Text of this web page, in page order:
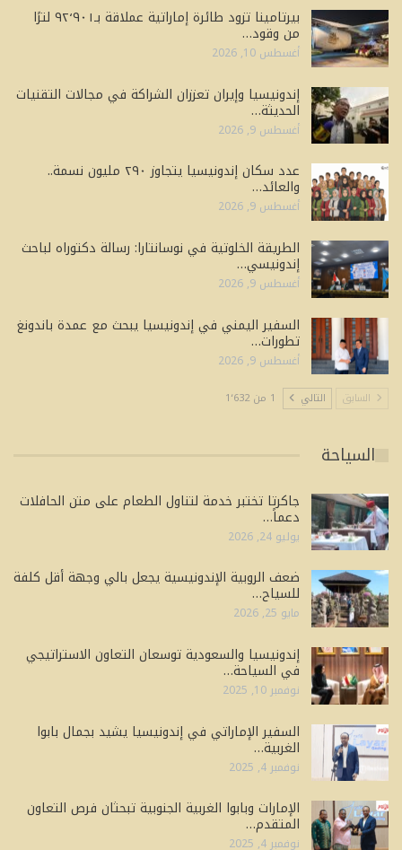
بيرتامينا تزود طائرة إماراتية عملاقة بـ٩٢٬٩٠١ لترًا
من وقود…
أغسطس 10, 2026
إندونيسيا وإيران تعززان الشراكة في مجالات التقنيات
الحديثة…
أغسطس 9, 2026
عدد سكان إندونيسيا يتجاوز ٢٩٠ مليون نسمة..
والعائد…
أغسطس 9, 2026
الطريقة الخلوتية في نوسانتارا: رسالة دكتوراه لباحث
إندونيسي…
أغسطس 9, 2026
السفير اليمني في إندونيسيا يبحث مع عمدة باندونغ
تطورات…
أغسطس 9, 2026
السابق التالي 1 من 1٬632
السياحة
جاكرتا تختبر خدمة لتناول الطعام على متن الحافلات
دعماً…
يوليو 24, 2026
ضعف الروبية الإندونيسية يجعل بالي وجهة أقل كلفة
للسياح…
مايو 25, 2026
إندونيسيا والسعودية توسعان التعاون الاستراتيجي
في السياحة…
نوفمبر 10, 2025
السفير الإماراتي في إندونيسيا يشيد بجمال بابوا
الغربية…
نوفمبر 4, 2025
الإمارات وبابوا الغربية الجنوبية تبحثان فرص التعاون
المتقدم…
نوفمبر 4, 2025